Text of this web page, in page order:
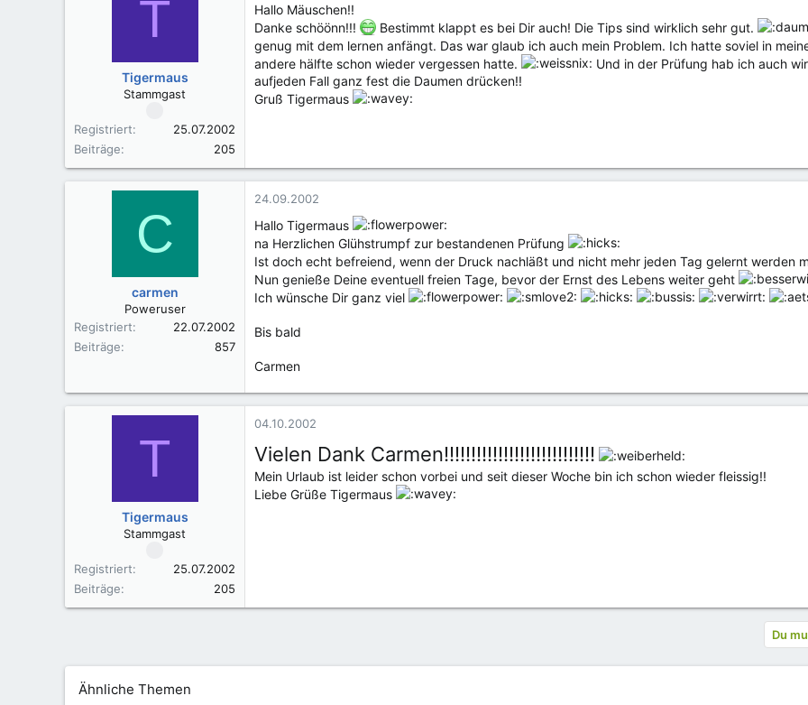
T
Tigermaus
Stammgast
Registriert
25.07.2002
Beiträge
205
Hallo Mäuschen!!
Danke schöönn!!!
Bestimmt klappt es bei Dir auch! Die Tips sind wirklich sehr gut.
genug mit dem lernen anfängt. Das war glaub ich auch mein Problem. Ich hatte soviel in
andere hälfte schon wieder vergessen hatte.
Und in der Prüfung hab ich auch
aufjeden Fall ganz fest die Daumen drücken!!
Gruß Tigermaus
C
carmen
Poweruser
Registriert
22.07.2002
Beiträge
857
24.09.2002
Hallo Tigermaus
na Herzlichen Glühstrumpf zur bestandenen Prüfung
Ist doch echt befreiend, wenn der Druck nachläßt und nicht mehr jeden Tag gelernt werden
Nun genieße Deine eventuell freien Tage, bevor der Ernst des Lebens weiter geht
Ich wünsche Dir ganz viel
Bis bald
Carmen
T
Tigermaus
Stammgast
Registriert
25.07.2002
Beiträge
205
04.10.2002
Vielen Dank Carmen!!!!!!!!!!!!!!!!!!!!!!!!!!!!
Mein Urlaub ist leider schon vorbei und seit dieser Woche bin ich schon wieder fleissig!!
Liebe Grüße Tigermaus
Du
Ähnliche Themen